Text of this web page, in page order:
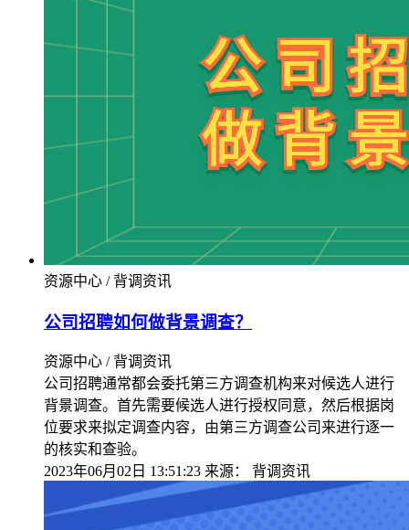
资源中心 / 背调资讯
公司招聘如何做背景调查？
资源中心 / 背调资讯
公司招聘通常都会委托第三方调查机构来对候选人进行
背景调查。首先需要候选人进行授权同意，然后根据岗
位要求来拟定调查内容，由第三方调查公司来进行逐一
的核实和查验。
2023年06月02日 13:51:23 来源： 背调资讯